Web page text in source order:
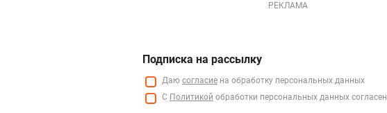
РЕКЛАМА
Подписка на рассылку
Даю согласие на обработку персональных данных
С Политикой обработки персональных данных согласен